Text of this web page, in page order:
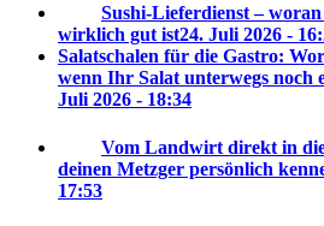
Sushi-Lieferdienst –
wirklich gut ist24. Juli 2026 -
Salatschalen für die Gastro:
wenn Ihr Salat unterwegs noch
Juli 2026 - 18:34
Vom Landwirt direkt in
deinen Metzger persönlich
17:53